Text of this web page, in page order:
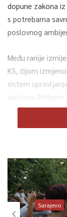
dopune zakona
s potrebama
poslovnog
Među ranije
KS, čijom
sistem
kantona.
Zakonu o
ciljem i
– Pokazali smo
Kantona
bilo koji način
izmijenili Zakon
Sarajevo